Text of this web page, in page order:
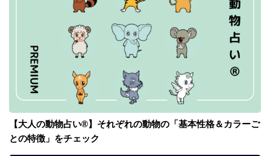
【大人の動物占い®】それぞれの動物の「基本性格＆カラーご
との特徴」をチェック